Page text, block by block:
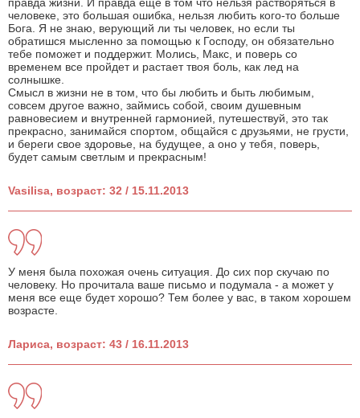
правда жизни. И правда еще в том что нельзя растворяться в
человеке, это большая ошибка, нельзя любить кого-то больше
Бога. Я не знаю, верующий ли ты человек, но если ты
обратишся мысленно за помощью к Господу, он обязательно
тебе поможет и поддержит. Молись, Макс, и поверь со
временем все пройдет и растает твоя боль, как лед на
солнышке.
Смысл в жизни не в том, что бы любить и быть любимым,
совсем другое важно, займись собой, своим душевным
равновесием и внутренней гармонией, путешествуй, это так
прекрасно, занимайся спортом, общайся с друзьями, не грусти,
и береги свое здоровье, на будущее, а оно у тебя, поверь,
будет самым светлым и прекрасным!
Vasilisa, возраст: 32 / 15.11.2013
У меня была похожая очень ситуация. До сих пор скучаю по
человеку. Но прочитала ваше письмо и подумала - а может у
меня все еще будет хорошо? Тем более у вас, в таком хорошем
возрасте.
Лариса, возраст: 43 / 16.11.2013